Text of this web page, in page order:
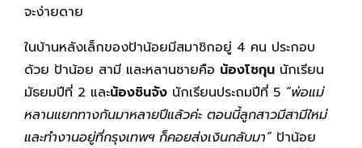
จะง่ายดาย
ในบ้านหลังเล็กของป้าน้อยมีสมาชิกอยู่ 4 คน ประกอบ
ด้วย ป้าน้อย สามี และหลานชายคือ น้องโชกุน นักเรียน
มัธยมปีที่ 2 และน้องชินจัง นักเรียนประถมปีที่ 5 “พ่อแม่
หลานแยกทางกันมาหลายปีแล้วค่ะ ตอนนี้ลูกสาวมีสามีใหม่
และทำงานอยู่ที่กรุงเทพฯ ก็คอยส่งเงินกลับมา”ป้าน้อย